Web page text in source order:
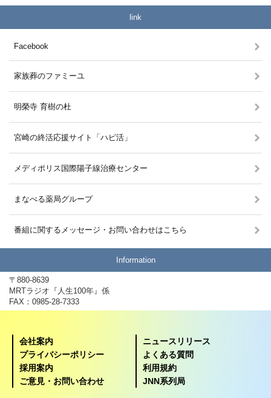
link
Facebook
家族葬のファミーユ
明榮寺 育樹の杜
宮崎の終活応援サイト「ハピ活」
メディポリス国際陽子線治療センター
まなべる薬局グループ
番組に関するメッセージ・お問い合わせはこちら
Information
〒880-8639
MRTラジオ『人生100年』係
FAX：0985-28-7333
会社案内
ニュースリリース
プライバシーポリシー
よくある質問
採用案内
利用規約
ご意見・お問い合わせ
JNN系列局